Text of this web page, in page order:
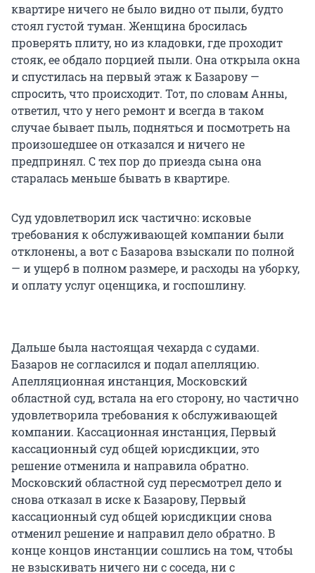
квартире ничего не было видно от пыли, будто
стоял густой туман. Женщина бросилась
проверять плиту, но из кладовки, где проходит
стояк, ее обдало порцией пыли. Она открыла окна
и спустилась на первый этаж к Базарову —
спросить, что происходит. Тот, по словам Анны,
ответил, что у него ремонт и всегда в таком
случае бывает пыль, подняться и посмотреть на
произошедшее он отказался и ничего не
предпринял. С тех пор до приезда сына она
старалась меньше бывать в квартире.
Суд удовлетворил иск частично: исковые
требования к обслуживающей компании были
отклонены, а вот с Базарова взыскали по полной
— и ущерб в полном размере, и расходы на уборку,
и оплату услуг оценщика, и госпошлину.
Дальше была настоящая чехарда с судами.
Базаров не согласился и подал апелляцию.
Апелляционная инстанция, Московский
областной суд, встала на его сторону, но частично
удовлетворила требования к обслуживающей
компании. Кассационная инстанция, Первый
кассационный суд общей юрисдикции, это
решение отменила и направила обратно.
Московский областной суд пересмотрел дело и
снова отказал в иске к Базарову, Первый
кассационный суд общей юрисдикции снова
отменил решение и направил дело обратно. В
конце концов инстанции сошлись на том, чтобы
не взыскивать ничего ни с соседа, ни с